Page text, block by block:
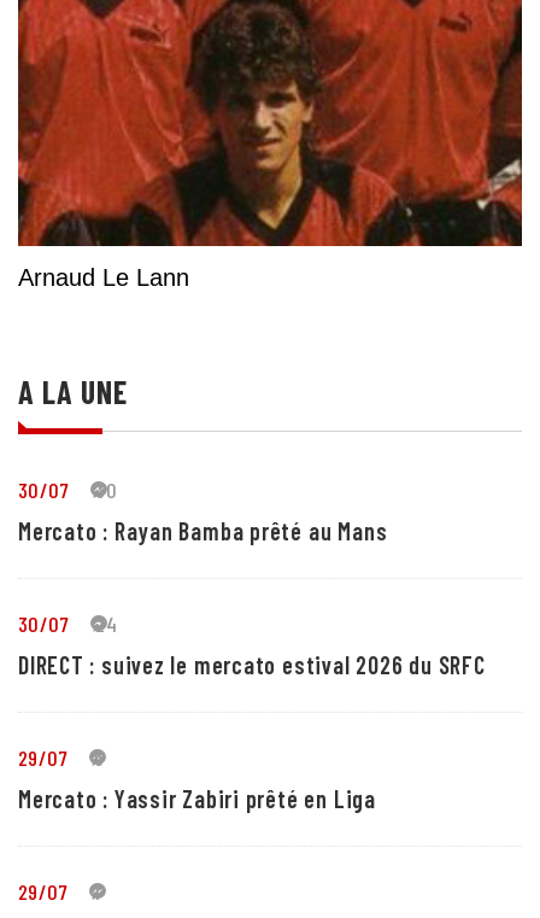
Arnaud Le Lann
A LA UNE
30/07 30
Mercato : Rayan Bamba prêté au Mans
30/07 24
DIRECT : suivez le mercato estival 2026 du SRFC
29/07 5
Mercato : Yassir Zabiri prêté en Liga
29/07 1